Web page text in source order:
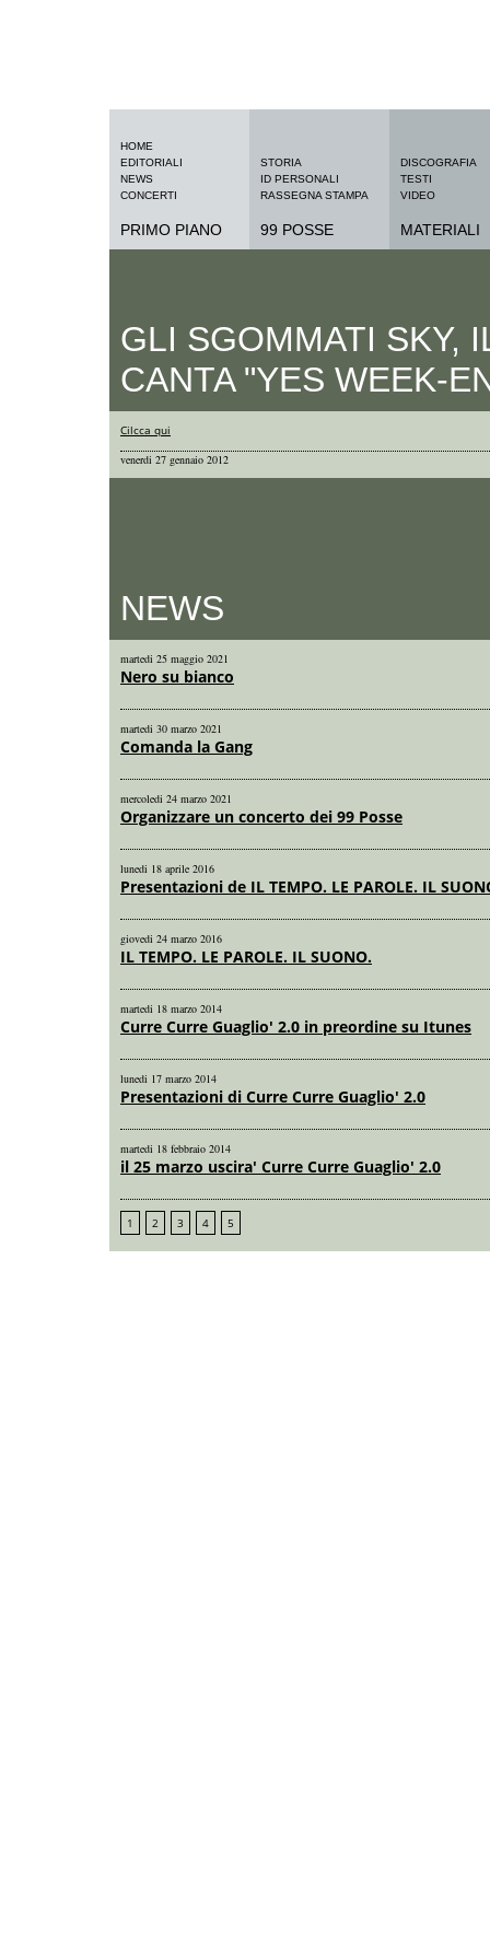
HOME
EDITORIALI
NEWS
CONCERTI
PRIMO PIANO
STORIA
ID PERSONALI
RASSEGNA STAMPA
99 POSSE
DISCOGRAFIA
TESTI
VIDEO
MATERIALI
GLI SGOMMATI SKY,
CANTA "YES WEEK-
Cilcca qui
venerdi 27 gennaio 2012
NEWS
martedi 25 maggio 2021
Nero su bianco
martedi 30 marzo 2021
Comanda la Gang
mercoledi 24 marzo 2021
Organizzare un concerto dei 99 Posse
lunedi 18 aprile 2016
Presentazioni de IL TEMPO. LE PAROLE. IL
giovedi 24 marzo 2016
IL TEMPO. LE PAROLE. IL SUONO.
martedi 18 marzo 2014
Curre Curre Guaglio' 2.0 in preordine su Itunes
lunedi 17 marzo 2014
Presentazioni di Curre Curre Guaglio' 2.0
martedi 18 febbraio 2014
il 25 marzo uscira' Curre Curre Guaglio' 2.0
1 2 3 4 5